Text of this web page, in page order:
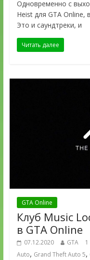
Одновременно с
Heist для GTA Online,
Это и саундтреки, и
Читать далее
GTA Online
Клуб Music
в GTA Online
07.12.2020 GTA
Auto, Grand Theft Auto 5,